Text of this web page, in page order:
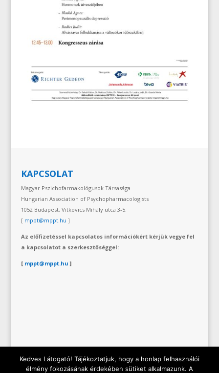
KAPCSOLAT
Magyar Pszichofarmakológusok Társasága
Hungarian Association of Psychopharmacologists
1052 Budapest, Vitkovics Mihály utca 3-5.
[ mppt@mppt.hu ]
Az előfizetéssel kapcsolatos információkért kérjük vegye fel
a kapcsolatot a szerkesztőséggel:
[ mppt@mppt.hu ]
Kedves Látogató! Tájékoztatjuk, hogy a honlap felhasználói
élmény fokozásának érdekében sütiket alkalmazunk. A